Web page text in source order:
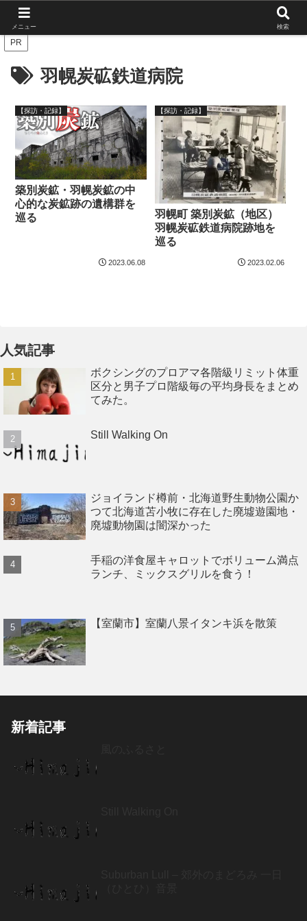
PR
羽幌炭砿鉄道病院
【探訪・記録】
築別炭鉱・羽幌炭鉱の中
心的な炭鉱跡の遺構群を
巡る
2023.06.08
【探訪・記録】
羽幌町 築別炭鉱（地区）
羽幌炭砿鉄道病院跡地を
巡る
2023.02.06
人気記事
ボクシングのプロアマ各階級リミット体重
区分と男子プロ階級毎の平均身長をまとめ
てみた。
Still Walking On
ジョイランド樽前・北海道野生動物公園か
つて北海道苫小牧に存在した廃墟遊園地・
廃墟動物園は闇深かった
手稲の洋食屋キャロットでボリューム満点
ランチ、ミックスグリルを食う！
【室蘭市】室蘭八景イタンキ浜を散策
新着記事
メニュー 検索